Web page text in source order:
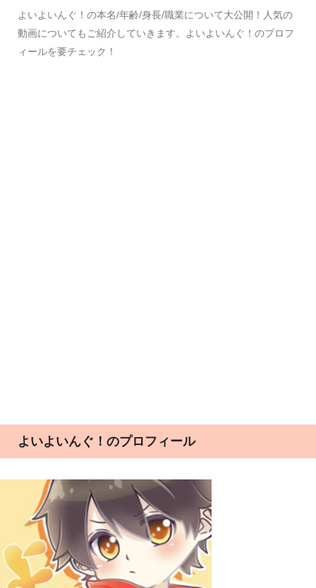
よいよいんぐ！の本名/年齢/身長/職業について大公開！人気の
動画についてもご紹介していきます。よいよいんぐ！のプロフ
ィールを要チェック！
よいよいんぐ！のプロフィール